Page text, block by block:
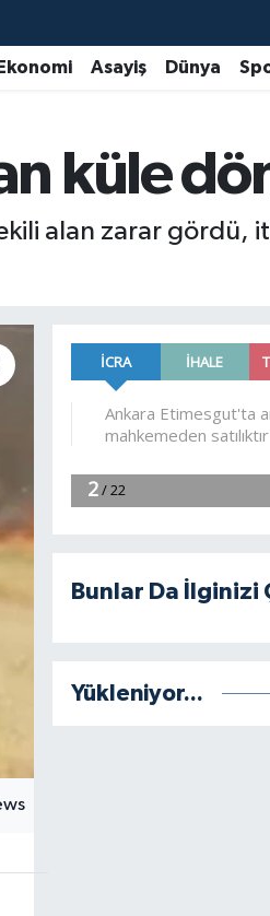
Ekonomi Asayiş Dünya
küle
alan zarar gördü,
Bunlar Da İlginizi
Yükleniyor...